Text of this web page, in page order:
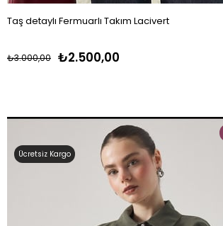
Taş detaylı Fermuarlı Takım Lacivert
₺2.500,00
₺3.000,00
Ücretsiz Kargo